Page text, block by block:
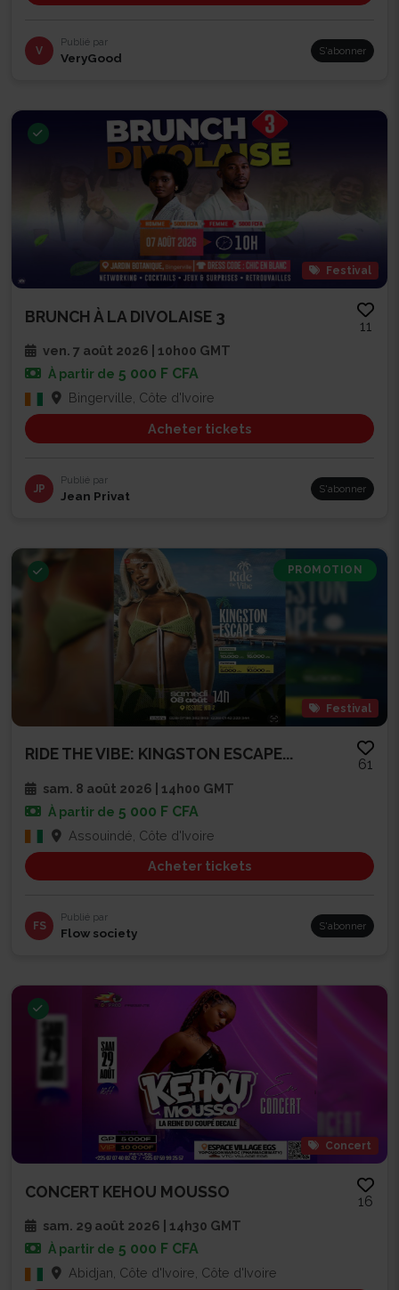
V
Publié par
VeryGood S'abonner
Festival
BRUNCH À LA DIVOLAISE 3
11
ven. 7 août 2026 | 10h00 GMT
À partir de 5 000 F CFA
Bingerville, Côte d'Ivoire
Acheter tickets
JP
Publié par
Jean Privat S'abonner
PROMOTION
Festival
RIDE THE VIBE: KINGSTON ESCAPE...
61
sam. 8 août 2026 | 14h00 GMT
À partir de 5 000 F CFA
Assouindé, Côte d'Ivoire
Acheter tickets
FS
Publié par
Flow society S'abonner
Concert
CONCERT KEHOU MOUSSO
16
sam. 29 août 2026 | 14h30 GMT
À partir de 5 000 F CFA
Abidjan, Côte d'Ivoire, Côte d'Ivoire